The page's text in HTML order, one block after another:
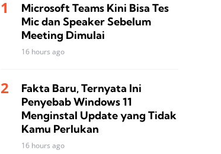
Microsoft Teams Kini Bisa Tes
Mic dan Speaker Sebelum
Meeting Dimulai
16 hours ago
Fakta Baru, Ternyata Ini
Penyebab Windows 11
Menginstal Update yang Tidak
Kamu Perlukan
16 hours ago